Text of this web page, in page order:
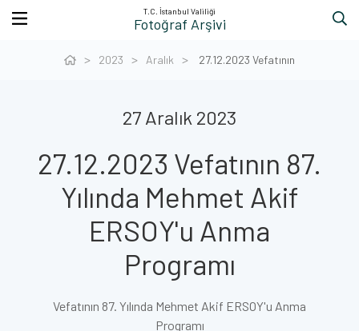
T.C. İstanbul Valiliği
Fotoğraf Arşivi
2023 Aralık 27.12.2023 Vefatının
27 Aralık 2023
27.12.2023 Vefatının 87.
Yılında Mehmet Akif
ERSOY'u Anma
Programı
Vefatının 87. Yılında Mehmet Akif ERSOY'u Anma
Programı